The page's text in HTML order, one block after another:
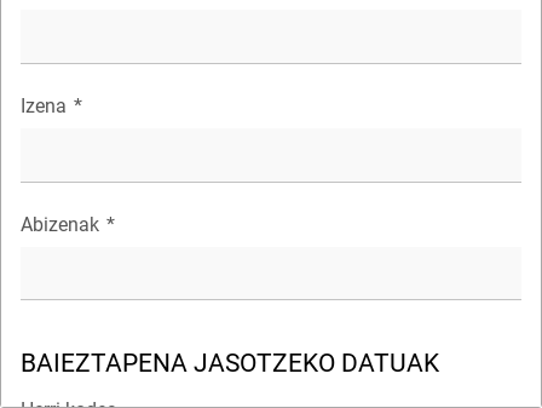
Izena *
Abizenak *
BAIEZTAPENA JASOTZEKO DATUAK